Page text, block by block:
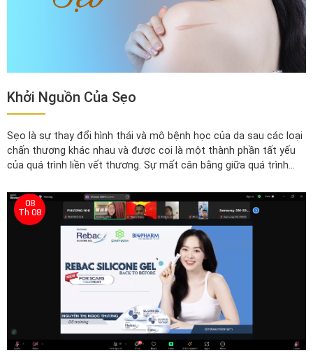
Khởi Nguồn Của Sẹo
Sẹo là sự thay đổi hình thái và mô bệnh học của da sau các loại
chấn thương khác nhau và được coi là một thành phần tất yếu
của quá trình liền vết thương. Sự mất cân bằng giữa quá trình
khác nhau trong quá trình liền vết thương dẫn đến sự hình thành
sẹo bệnh lý.
08
Th 08